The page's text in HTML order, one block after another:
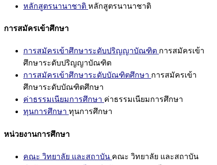
หลักสูตรนานาชาติ หลักสูตรนานาชาติ
การสมัครเข้าศึกษา
การสมัครเข้าศึกษาระดับปริญญาบัณฑิต การสมัครเข้า
ศึกษาระดับปริญญาบัณฑิต
การสมัครเข้าศึกษาระดับบัณฑิตศึกษา การสมัครเข้า
ศึกษาระดับบัณฑิตศึกษา
ค่าธรรมเนียมการศึกษา ค่าธรรมเนียมการศึกษา
ทุนการศึกษา ทุนการศึกษา
หน่วยงานการศึกษา
คณะ วิทยาลัย และสถาบัน คณะ วิทยาลัย และสถาบัน